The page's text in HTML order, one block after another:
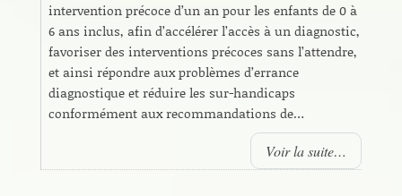
intervention précoce d’un an pour les enfants de 0 à
6 ans inclus, afin d’accélérer l’accès à un diagnostic,
favoriser des interventions précoces sans l’attendre,
et ainsi répondre aux problèmes d’errance
diagnostique et réduire les sur-handicaps
conformément aux recommandations de…
Voir la suite…